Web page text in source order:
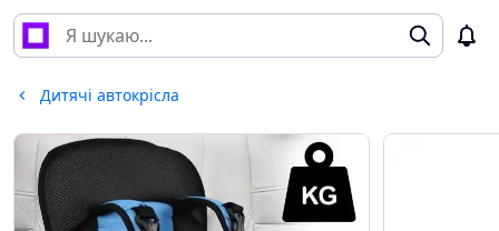
Дитячі автокрісла